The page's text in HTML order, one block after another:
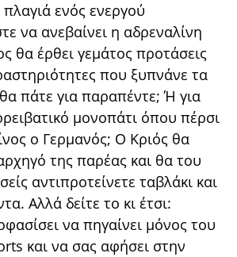
πλαγιά ενός ενεργού
να ανεβαίνει η αδρεναλίνη
θα έρθει γεμάτος προτάσεις
που ξυπνάνε τα
πάτε για παραπέντε; Ή για
μονοπάτι όπου πέρσι
ο Γερμανός; Ο Κριός θα
της παρέας και θα του
αντιπροτείνετε ταβλάκι και
Αλλά δείτε το κι έτσι:
να πηγαίνει μόνος του
και να σας αφήσει στην